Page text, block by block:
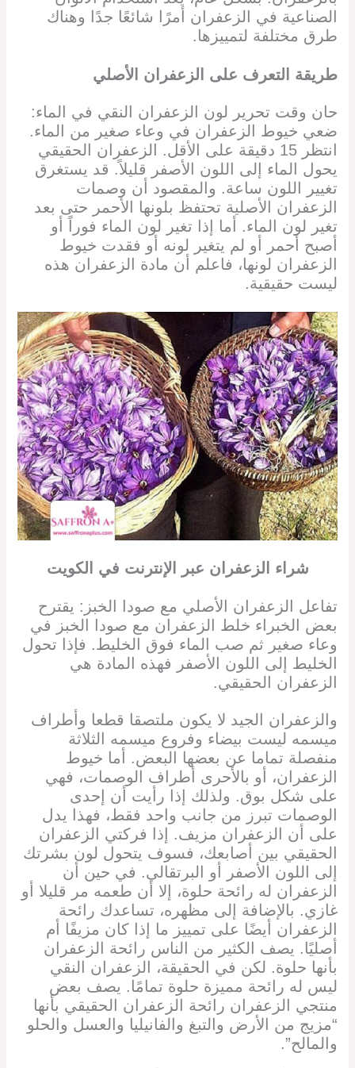
الصناعية في الزعفران أمرًا شائعًا جدًا وهناك
طرق مختلفة لتمييزها.
طريقة التعرف على الزعفران الأصلي
حان وقت تحرير لون الزعفران النقي في الماء:
ضعي خيوط الزعفران في وعاء صغير من الماء.
انتظر 15 دقيقة على الأقل. الزعفران الحقيقي
يحول الماء إلى اللون الأصفر قليلاً. قد يستغرق
تغيير اللون ساعة. والمقصود أن وصمات
الزعفران الأصلية تحتفظ بلونها الأحمر حتى بعد
تغير لون الماء. أما إذا تغير لون الماء فوراً أو
أصبح أحمر أو لم يتغير لونه أو فقدت خيوط
الزعفران لونها، فاعلم أن مادة الزعفران هذه
ليست حقيقية.
شراء الزعفران عبر الإنترنت في الكويت
تفاعل الزعفران الأصلي مع صودا الخبز: يقترح
بعض الخبراء خلط الزعفران مع صودا الخبز في
وعاء صغير ثم صب الماء فوق الخليط. فإذا تحول
الخليط إلى اللون الأصفر فهذه المادة هي
الزعفران الحقيقي.
والزعفران الجيد لا يكون ملتصقا قطعا وأطراف
ميسمه ليست بيضاء وفروع ميسمه الثلاثة
منفصلة تماما عن بعضها البعض. أما خيوط
الزعفران، أو بالأحرى أطراف الوصمات، فهي
على شكل بوق. ولذلك إذا رأيت أن إحدى
الوصمات تبرز من جانب واحد فقط، فهذا يدل
على أن الزعفران مزيف. إذا فركتي الزعفران
الحقيقي بين أصابعك، فسوف يتحول لون بشرتك
إلى اللون الأصفر أو البرتقالي. في حين أن
الزعفران له رائحة حلوة، إلا أن طعمه مر قليلا أو
غازي. بالإضافة إلى مظهره، تساعدك رائحة
الزعفران أيضًا على تمييز ما إذا كان مزيفًا أم
أصليًا. يصف الكثير من الناس رائحة الزعفران
بأنها حلوة. لكن في الحقيقة، الزعفران النقي
ليس له رائحة مميزة حلوة تمامًا. يصف بعض
منتجي الزعفران رائحة الزعفران الحقيقي بأنها
“مزيج من الأرض والتبغ والفانيليا والعسل والحلو
والمالح”.